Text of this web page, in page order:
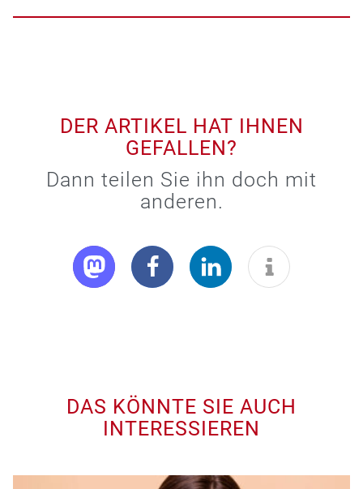
DER ARTIKEL HAT IHNEN
GEFALLEN?
Dann teilen Sie ihn doch mit
anderen.
DAS KÖNNTE SIE AUCH
INTERESSIEREN